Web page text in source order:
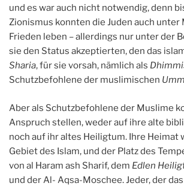
und es war auch nicht notwendig, denn
Zionismus konnten die Juden auch unter
Frieden leben – allerdings nur unter der
sie den Status akzeptierten, den das
Sharia, für sie vorsah, nämlich als
Schutzbefohlene der muslimischen
Aber als Schutzbefohlene der Muslime
Anspruch stellen, weder auf ihre alte
noch auf ihr altes Heiligtum. Ihre Heimat
Gebiet des Islam, und der Platz des
von al Haram ash Sharif, dem Edlen
und der Al- Aqsa-Moschee. Jeder, der